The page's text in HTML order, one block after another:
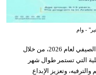
- وام
تواصل هيئة الشارقة للمتاحف تنفيذ برنامجها الصيفي لعام 2026، من خلال
التي تستمر طوال شهر
وتعزيز الإبداع